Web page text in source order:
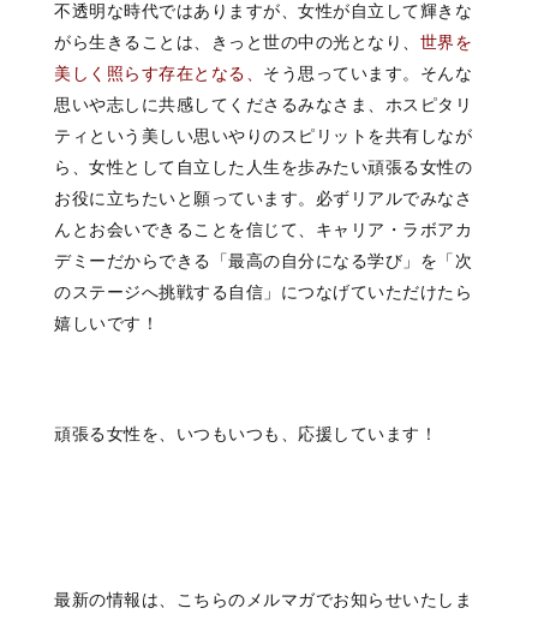
不透明な時代ではありますが、女性が自立して輝きな
がら生きることは、きっと世の中の光となり、 世界を
美しく照らす存在となる、 そう思っています。そんな
思いや志しに共感してくださるみなさま、ホスピタリ
ティという美しい思いやりのスピリットを共有しなが
ら、女性として自立した人生を歩みたい頑張る女性の
お役に立ちたいと願っています。必ずリアルでみなさ
んとお会いできることを信じて、キャリア・ラボアカ
デミーだからできる「最高の自分になる学び」を「次
のステージへ挑戦する自信」につなげていただけたら
嬉しいです！
頑張る女性を、いつもいつも、応援しています！
最新の情報は、こちらのメルマガでお知らせいたしま